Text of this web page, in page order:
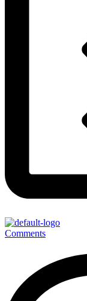
Comments